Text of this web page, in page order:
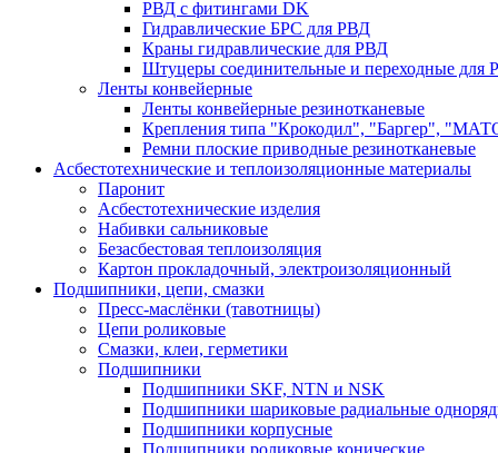
РВД с фитингами DK
Гидравлические БРС для РВД
Краны гидравлические для РВД
Штуцеры соединительные и переходные для
Ленты конвейерные
Ленты конвейерные резинотканевые
Крепления типа "Крокодил", "Баргер",
Ремни плоские приводные резинотканевые
Асбестотехнические и теплоизоляционные материалы
Паронит
Асбестотехнические изделия
Набивки сальниковые
Безасбестовая теплоизоляция
Картон прокладочный, электроизоляционный
Подшипники, цепи, смазки
Пресс-маслёнки (тавотницы)
Цепи роликовые
Смазки, клеи, герметики
Подшипники
Подшипники SKF, NTN и NSK
Подшипники шариковые радиальные
Подшипники корпусные
Подшипники роликовые конические